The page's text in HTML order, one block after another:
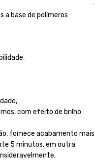
a base de polímeros
com efeito de brilho
fornece acabamento mais
5 minutos, em outra